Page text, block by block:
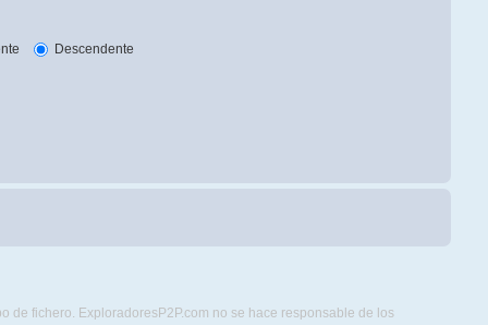
Descendente
de fichero. ExploradoresP2P.com no se hace responsable de los